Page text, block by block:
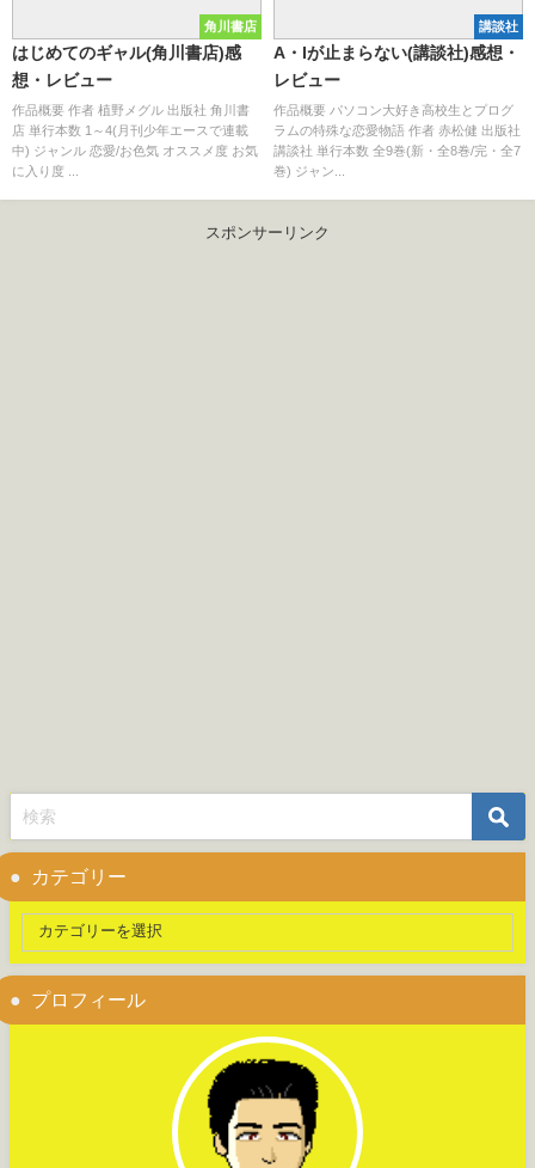
角川書店
はじめてのギャル(角川書店)感
想・レビュー
作品概要 作者 植野メグル 出版社 角川書
店 単行本数 1～4(月刊少年エースで連載
中) ジャンル 恋愛/お色気 オススメ度 お気
に入り度 ...
講談社
A・Iが止まらない(講談社)感想・
レビュー
作品概要 パソコン大好き高校生とプログ
ラムの特殊な恋愛物語 作者 赤松健 出版社
講談社 単行本数 全9巻(新・全8巻/完・全7
巻) ジャン...
スポンサーリンク
カテゴリー
プロフィール